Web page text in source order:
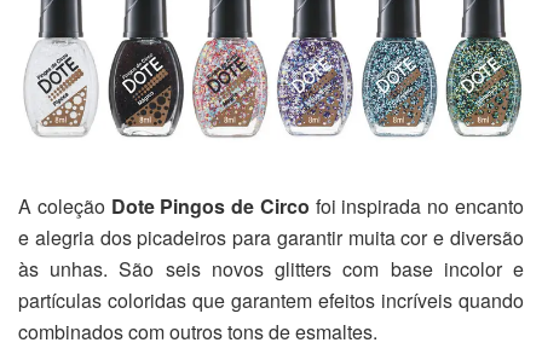
A coleção Dote Pingos de Circo foi inspirada no encanto
e alegria dos picadeiros para garantir muita cor e diversão
às unhas. São seis novos glitters com base incolor e
partículas coloridas que garantem efeitos incríveis quando
combinados com outros tons de esmaltes.